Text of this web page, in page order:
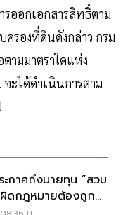
ออกเอกสารสิทธิ์ตาม
รองที่ดินดังกล่าว กรม
ามมาตราใดแห่ง
ะได้ดำเนินการตาม
ะกาศถึงนายทุน ”สวม
ดกฎหมายต้องถูก